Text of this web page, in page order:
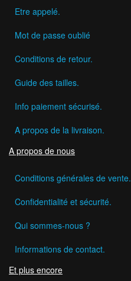
Etre appelé.
Mot de passe oublié
Conditions de retour.
Guide des tailles.
Info paiement sécurisé.
A propos de la livraison.
A propos de nous
Conditions générales de vente.
Confidentialité et sécurité.
Qui sommes-nous ?
Informations de contact.
Et plus encore